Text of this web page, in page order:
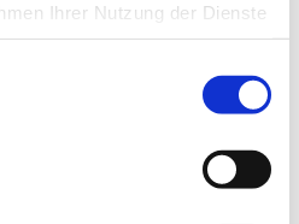
Ihrer Nutzung der Dienste
DICH AUCH